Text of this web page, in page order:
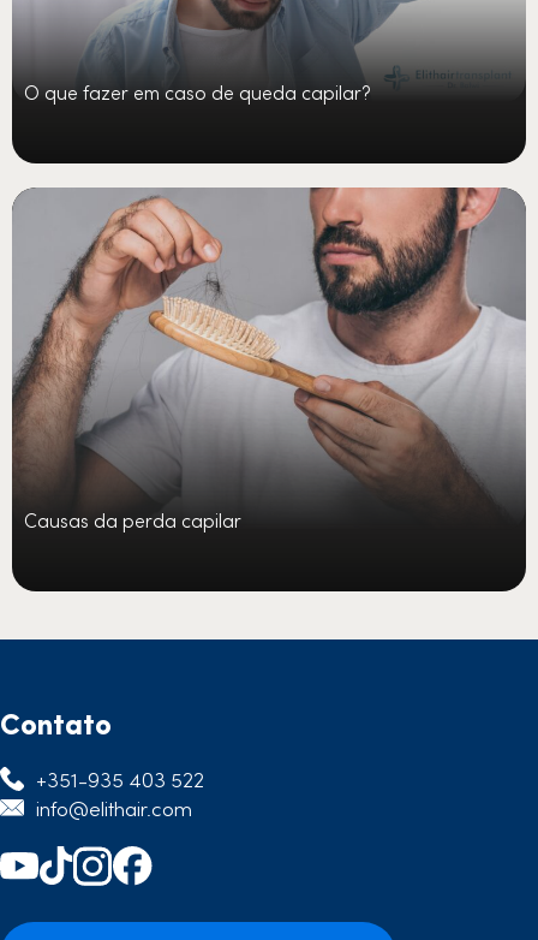
O que fazer em caso de queda capilar?
Causas da perda capilar
Contato
+351-935 403 522
info@elithair.com